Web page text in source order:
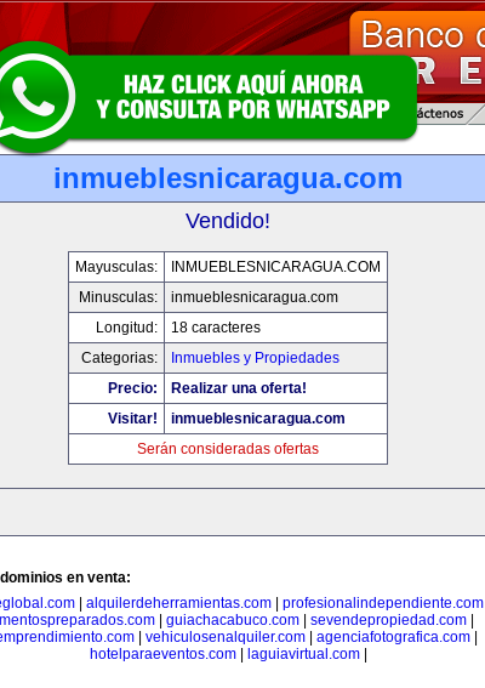
inmueblesnicaragua.com
Vendido!
Mayusculas:
INMUEBLESNICARAGUA.COM
Minusculas:
inmueblesnicaragua.com
Longitud:
18 caracteres
Categorias:
Inmuebles y Propiedades
Precio:
Realizar una oferta!
Visitar!
inmueblesnicaragua.com
Serán consideradas ofertas
en venta:
| alquilerdeherramientas.com| profesionalindependiente.com|
| guiachacabuco.com| sevendepropiedad.com|
| vehiculosenalquiler.com| agenciafotografica.com|
hotelparaeventos.com| laguiavirtual.com|